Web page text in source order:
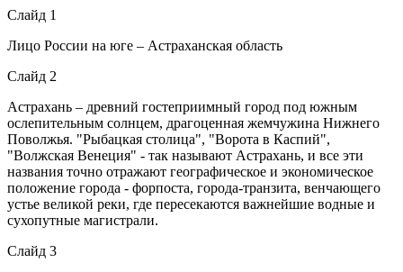
Слайд 1
Лицо России на юге – Астраханская область
Слайд 2
Астрахань – древний гостеприимный город под южным
ослепительным солнцем, драгоценная жемчужина Нижнего
Поволжья. "Рыбацкая столица", "Ворота в Каспий",
"Волжская Венеция" - так называют Астрахань, и все эти
названия точно отражают географическое и экономическое
положение города - форпоста, города-транзита, венчающего
устье великой реки, где пересекаются важнейшие водные и
сухопутные магистрали.
Слайд 3